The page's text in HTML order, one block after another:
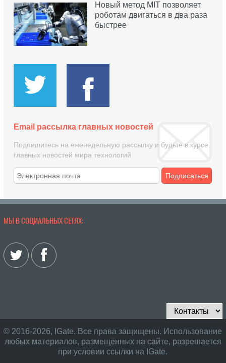
Новый метод MIT позволяет
роботам двигаться в два раза
быстрее
Email рассылка главных новостей
Подпишитесь на еженедельную рассылку и будьте в курсе
главных новостей мира технологий
Подписаться
МЫ В СОЦИАЛЬНЫХ СЕТЯХ:
© 2016-2026, IGate. Все права защищены. Использование
любых материалов, размещённых на сайте, разрешается
при условии ссылки на IGate.